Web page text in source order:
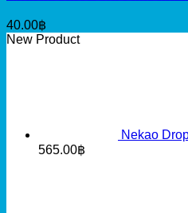
40.00฿
New Product
Nekao
565.00฿